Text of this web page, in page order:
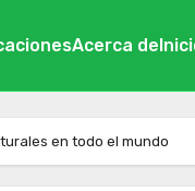
Acerca de
en todo el mundo